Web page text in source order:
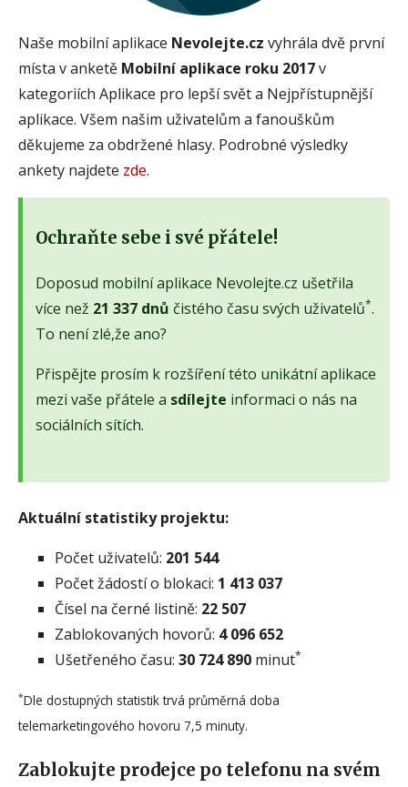
Naše mobilní aplikace Nevolejte.cz vyhrála dvě první
místa v anketě Mobilní aplikace roku 2017v
kategoriích Aplikace pro lepší svět a Nejpřístupnější
aplikace. Všem našim uživatelům a fanouškům
děkujeme za obdržené hlasy. Podrobné výsledky
ankety najdete zde.
Ochraňte sebe i své přátele!
Doposud mobilní aplikace Nevolejte.cz ušetřila
více než 21 337 dnů čistého času svých uživatelů*.
To není zlé,že ano?
Přispějte prosím k rozšíření této unikátní aplikace
mezi vaše přátele a sdílejte informaci o nás na
sociálních sítích.
Aktuální statistiky projektu:
Počet uživatelů: 201 544
Počet žádostí o blokaci: 1 413 037
Čísel na černé listině: 22 507
Zablokovaných hovorů: 4 096 652
Ušetřeného času: 30 724 890 minut*
*Dle dostupných statistik trvá průměrná doba
telemarketingového hovoru 7,5 minuty.
Zablokujte prodejce po telefonu na svém